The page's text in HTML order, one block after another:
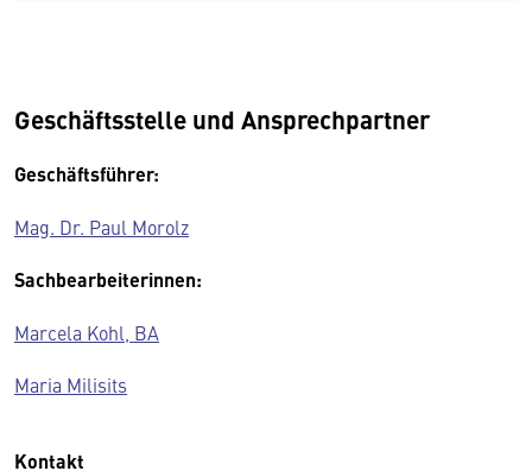
Geschäftsstelle und Ansprechpartner
Geschäftsführer:
Mag. Dr. Paul Morolz
Sachbearbeiterinnen:
Marcela Kohl, BA
Maria Milisits
Kontakt